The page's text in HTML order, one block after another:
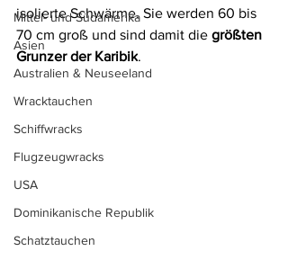
Mittel- und Südamerika
Asien
Australien & Neuseeland
Wracktauchen
Schiffwracks
Flugzeugwracks
USA
Dominikanische Republik
Schatztauchen
isolierte Schwärme. Sie werden 60 bis
70 cm groß und sind damit die größten
Grunzer der Karibik.